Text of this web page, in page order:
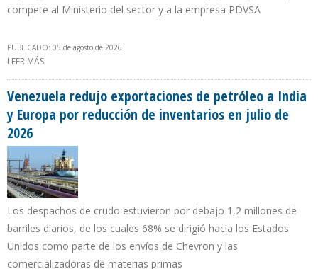
compete al Ministerio del sector y a la empresa PDVSA
PUBLICADO: 05 de agosto de 2026
LEER MÁS
CPP”
Venezuela redujo exportaciones de petróleo a India
y Europa por reducción de inventarios en julio de
2026
Los despachos de crudo estuvieron por debajo 1,2 millones de
barriles diarios, de los cuales 68% se dirigió hacia los Estados
Unidos como parte de los envíos de Chevron y las
comercializadoras de materias primas